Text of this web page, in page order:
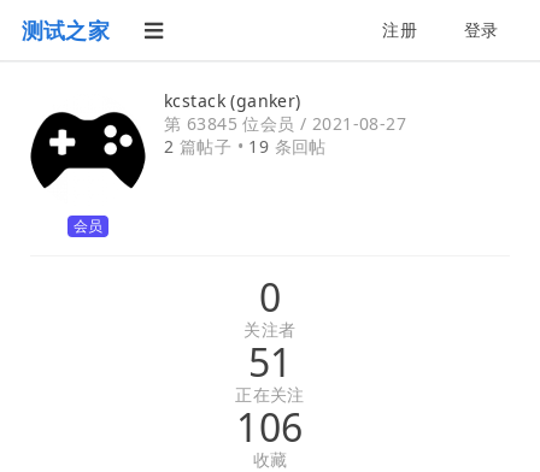
测试之家 注册 登录
会员
kcstack (ganker)
第 63845 位会员 / 2021-08-27
2 篇帖子 • 19 条回帖
0
关注者
51
正在关注
106
收藏